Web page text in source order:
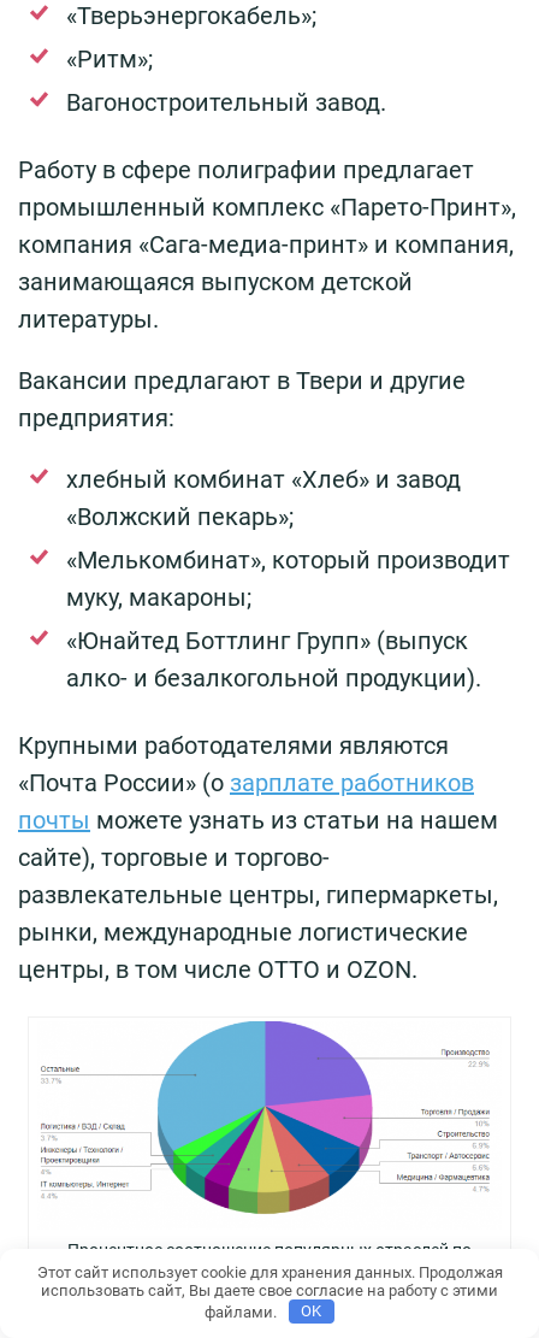
«Тверьэнергокабель»;
«Ритм»;
Вагоностроительный завод.
Работу в сфере полиграфии предлагает
промышленный комплекс «Парето-Принт»,
компания «Сага-медиа-принт» и компания,
занимающаяся выпуском детской
литературы.
Вакансии предлагают в Твери и другие
предприятия:
хлебный комбинат «Хлеб» и завод
«Волжский пекарь»;
«Мелькомбинат», который производит
муку, макароны;
«Юнайтед Боттлинг Групп» (выпуск
алко- и безалкогольной продукции).
Крупными работодателями являются
«Почта России» (о зарплате работников
почты можете узнать из статьи на нашем
сайте), торговые и торгово-
развлекательные центры, гипермаркеты,
рынки, международные логистические
центры, в том числе ОТТО и OZON.
Процентное соотношение популярных отраслей по
количеству вакансий в Твери
Уровень зарплаты в Твери зависит от
Этот сайт использует cookie для хранения данных. Продолжая
использовать сайт, Вы даете свое согласие на работу с этими
файлами.
OK